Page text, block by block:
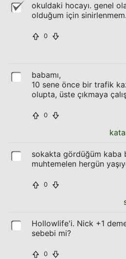
okuldaki hocayı. genel
olduğum için sinirlenmem.
0
babamı,
10 sene önce bir trafik
olupta, üste çıkmaya
0
sokakta gördüğüm kaba
muhtemelen hergün
0
Hollowlife'i. Nick +1
sebebi mi?
0